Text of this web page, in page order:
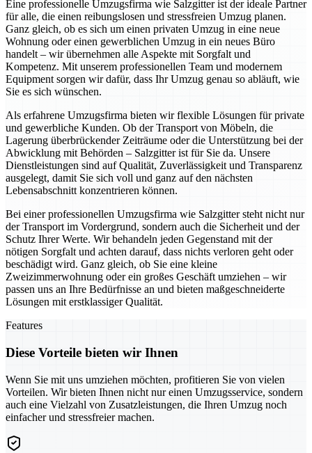
Eine professionelle Umzugsfirma wie Salzgitter ist der ideale Partner
für alle, die einen reibungslosen und stressfreien Umzug planen.
Ganz gleich, ob es sich um einen privaten Umzug in eine neue
Wohnung oder einen gewerblichen Umzug in ein neues Büro
handelt – wir übernehmen alle Aspekte mit Sorgfalt und
Kompetenz. Mit unserem professionellen Team und modernem
Equipment sorgen wir dafür, dass Ihr Umzug genau so abläuft, wie
Sie es sich wünschen.
Als erfahrene Umzugsfirma bieten wir flexible Lösungen für private
und gewerbliche Kunden. Ob der Transport von Möbeln, die
Lagerung überbrückender Zeiträume oder die Unterstützung bei der
Abwicklung mit Behörden – Salzgitter ist für Sie da. Unsere
Dienstleistungen sind auf Qualität, Zuverlässigkeit und Transparenz
ausgelegt, damit Sie sich voll und ganz auf den nächsten
Lebensabschnitt konzentrieren können.
Bei einer professionellen Umzugsfirma wie Salzgitter steht nicht nur
der Transport im Vordergrund, sondern auch die Sicherheit und der
Schutz Ihrer Werte. Wir behandeln jeden Gegenstand mit der
nötigen Sorgfalt und achten darauf, dass nichts verloren geht oder
beschädigt wird. Ganz gleich, ob Sie eine kleine
Zweizimmerwohnung oder ein großes Geschäft umziehen – wir
passen uns an Ihre Bedürfnisse an und bieten maßgeschneiderte
Lösungen mit erstklassiger Qualität.
Features
Diese Vorteile bieten wir Ihnen
Wenn Sie mit uns umziehen möchten, profitieren Sie von vielen
Vorteilen. Wir bieten Ihnen nicht nur einen Umzugsservice, sondern
auch eine Vielzahl von Zusatzleistungen, die Ihren Umzug noch
einfacher und stressfreier machen.